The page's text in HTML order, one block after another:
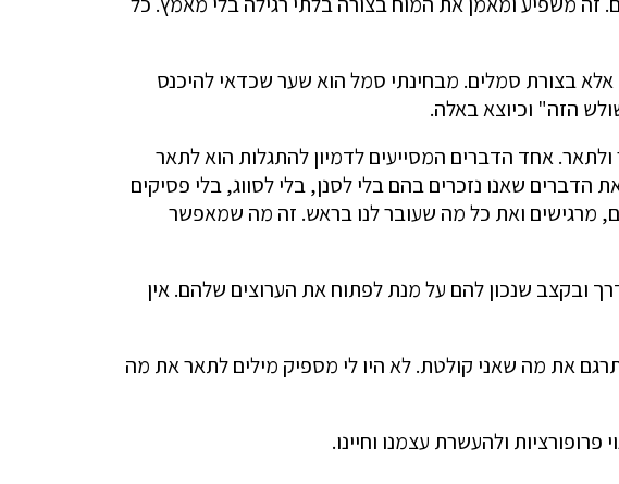
בצורת סמלים. מבחינתי סמל הוא שער שכדאי להיכנס
הזה" וכיוצא באלה.
אחד הדברים המסייעים לדמיון להתגלות הוא לתאר
שאנו נזכרים בהם בלי לסנן, בלי לסווג, בלי פסיקים
מרגישים ואת כל מה שעובר לנו בראש. זה מה שמאפשר
שנכון להם על מנת לפתוח את הערוצים שלהם. אין
את מה שאני קולטת. לא היו לי מספיק מילים לתאר את מה
ולהעשרת עצמנו וחיינו.